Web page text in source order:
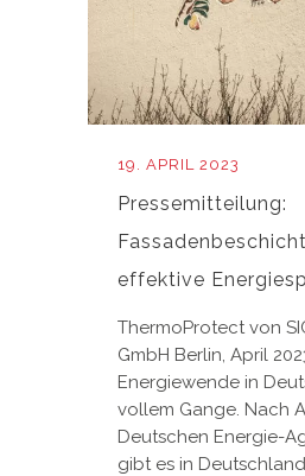
19. APRIL 2023
Pressemitteilung:
effektive
ThermoProtect von
GmbH Berlin, April
Energiewende in
vollem Gange. Nach
Deutschen Energie-
gibt es in